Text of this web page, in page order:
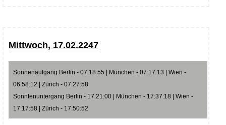
Mittwoch, 17.02.2247
Sonnenaufgang Berlin - 07:18:55 | München - 07:17:13 | Wien -
06:58:12 | Zürich - 07:27:58
Sonntenuntergang Berlin - 17:21:00 | München - 17:37:18 | Wien -
17:17:58 | Zürich - 17:50:52